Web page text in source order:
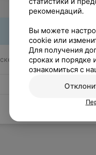
рекомендаций.
Вы можете
cookie или
Для получения
сроках и порядке
ознакомиться с